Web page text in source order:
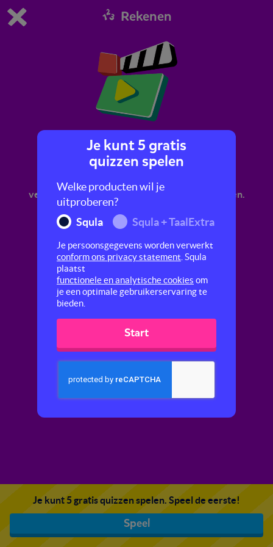
Dit is de gratis demo van Squla.
Bestel nu
0 1
Rekenen
Keersommen: handig rekenen
In dit filmpje leer je hoe je handig kunt
vermenigvuldigen door het afronden van getallen.
Je kunt 5 gratis quizzen spelen. Speel de eerste!
Speel
Je kunt 5 gratis
quizzen spelen
Welke producten wil je
uitproberen?
Squla
Squla + TaalExtra
Je persoonsgegevens worden verwerkt
conform ons privacy statement . Squla
plaatst
functionele en analytische cookies om
je een optimale gebruikerservaring te
bieden.
Start